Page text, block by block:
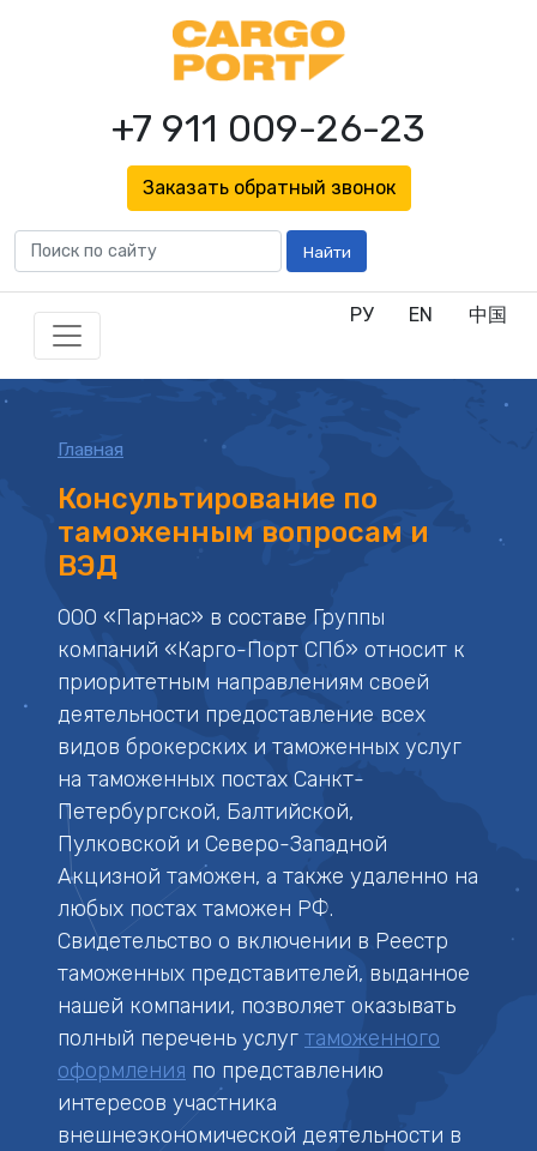
+7 911 009-26-23
Заказать обратный звонок
Найти
РУ EN 中国
Главная
Консультирование по
таможенным вопросам и
ВЭД
ООО «Парнас» в составе Группы
компаний «Карго-Порт СПб» относит к
приоритетным направлениям своей
деятельности предоставление всех
видов брокерских и таможенных услуг
на таможенных постах Санкт-
Петербургской, Балтийской,
Пулковской и Северо-Западной
Акцизной таможен, а также удаленно на
любых постах таможен РФ.
Свидетельство о включении в Реестр
таможенных представителей, выданное
нашей компании, позволяет оказывать
полный перечень услуг таможенного
оформления по представлению
интересов участника
внешнеэкономической деятельности в